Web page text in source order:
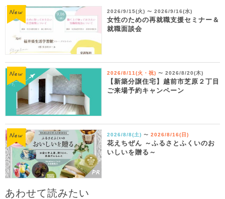
2026/9/15(火) 〜 2026/9/16(水)
女性のための再就職支援セミナー＆
就職面談会
2026/8/11(火・祝) 〜 2026/8/20(木)
【新築分譲住宅】越前市芝原２丁目
ご来場予約キャンペーン
2026/8/8(土) 〜 2026/8/16(日)
花えちぜん ～ふるさとふくいのお
いしいを贈る～
あわせて読みたい